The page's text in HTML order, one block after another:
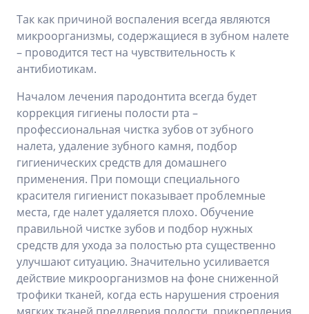
Так как причиной воспаления всегда являются
микроорганизмы, содержащиеся в зубном налете
– проводится тест на чувствительность к
антибиотикам.
Началом лечения пародонтита всегда будет
коррекция гигиены полости рта –
профессиональная чистка зубов от зубного
налета, удаление зубного камня, подбор
гигиенических средств для домашнего
применения. При помощи специального
красителя гигиенист показывает проблемные
места, где налет удаляется плохо. Обучение
правильной чистке зубов и подбор нужных
средств для ухода за полостью рта существенно
улучшают ситуацию. Значительно усиливается
действие микроорганизмов на фоне сниженной
трофики тканей, когда есть нарушения строения
мягких тканей преддверия полости, прикрепления